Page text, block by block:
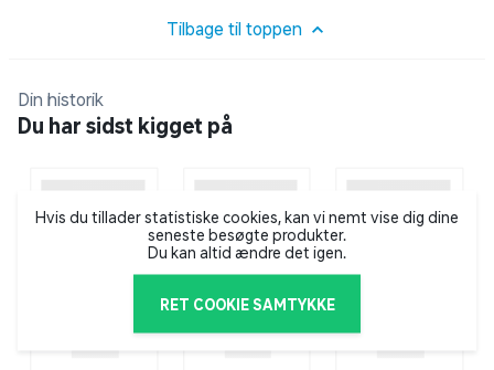
alsidige 3,5 mm-spltter gør den perfekt til brug med pc
tablet-enheder.
Tilbage til toppen
Din historik
Du har sidst kigget på
Hvis du tillader statistiske cookies, kan vi nemt vise dig dine
seneste besøgte produkter.
Du kan altid ændre det igen.
RET COOKIE SAMTYKKE